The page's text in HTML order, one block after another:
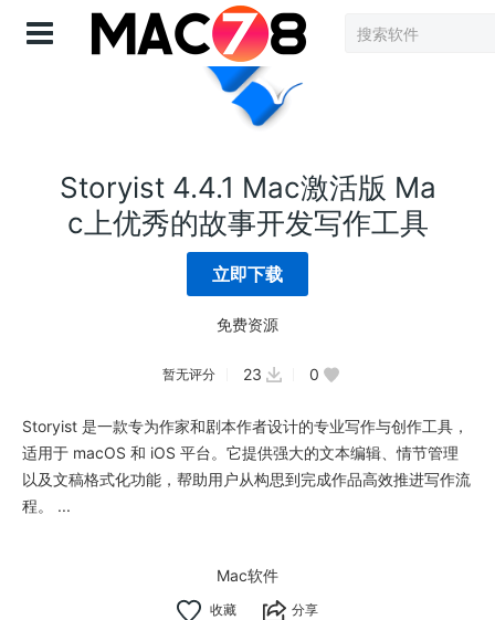
登录
Storyist 4.4.1 Mac激活版 Ma
c上优秀的故事开发写作工具
立即下载
免费资源
暂无评分 23 0
Storyist 是一款专为作家和剧本作者设计的专业写作与创作工具，
适用于 macOS 和 iOS 平台。它提供强大的文本编辑、情节管理
以及文稿格式化功能，帮助用户从构思到完成作品高效推进写作流
程。 ...
Mac软件
分享